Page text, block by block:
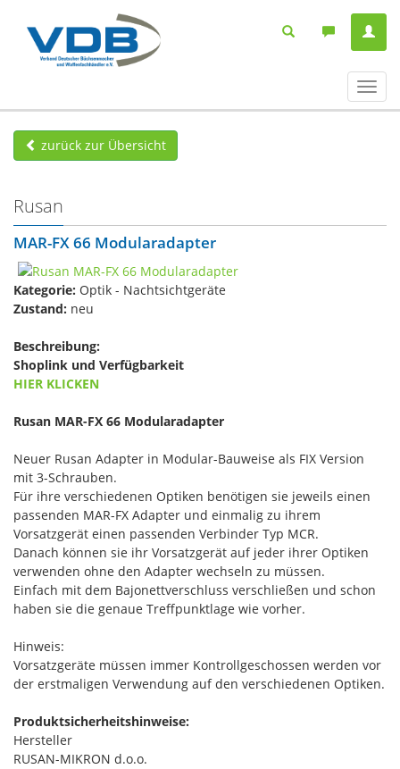
ein-/
zurück zur Übersicht
Rusan
MAR-FX 66 Modularadapter
Kategorie: Optik - Nachtsichtgeräte
Zustand: neu
Beschreibung:
Shoplink und Verfügbarkeit
HIER KLICKEN
Rusan MAR-FX 66 Modularadapter
Neuer Rusan Adapter in Modular-Bauweise als FIX Version
mit 3-Schrauben.
Für ihre verschiedenen Optiken benötigen sie jeweils einen
passenden MAR-FX Adapter und einmalig zu ihrem
Vorsatzgerät einen passenden Verbinder Typ MCR.
Danach können sie ihr Vorsatzgerät auf jeder ihrer Optiken
verwenden ohne den Adapter wechseln zu müssen.
Einfach mit dem Bajonettverschluss verschließen und schon
haben sie die genaue Treffpunktlage wie vorher.
Hinweis:
Vorsatzgeräte müssen immer Kontrollgeschossen werden vor
der erstmaligen Verwendung auf den verschiedenen Optiken.
Produktsicherheitshinweise:
Hersteller
RUSAN-MIKRON d.o.o.